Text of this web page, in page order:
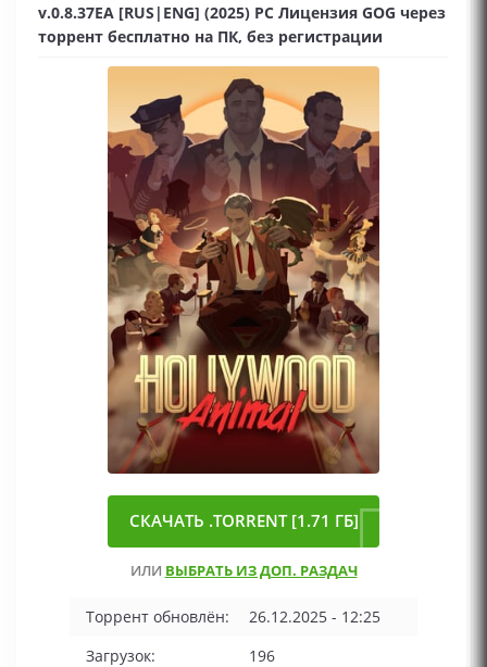
v.0.8.37EA [RUS|ENG] (2025) PC Лицензия GOG через
торрент бесплатно на ПК, без регистрации
СКАЧАТЬ .TORRENT [1.71 ГБ]
ИЛИ ВЫБРАТЬ ИЗ ДОП. РАЗДАЧ
Торрент обновлён:
26.12.2025 - 12:25
Загрузок:
196